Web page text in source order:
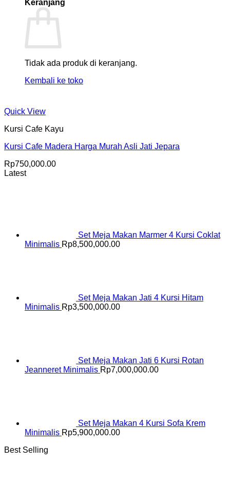
Keranjang
Tidak ada produk di keranjang.
Kembali ke toko
Quick View
Kursi Cafe Kayu
Kursi Cafe Madera Harga Murah Asli Jati Jepara
Rp750,000.00
Latest
Set Meja Makan Marmer 4 Kursi Coklat
Minimalis Rp8,500,000.00
Set Meja Makan Jati 4 Kursi Hitam
Minimalis Rp3,500,000.00
Set Meja Makan Jati 6 Kursi Rotan
Jeanneret Minimalis Rp7,000,000.00
Set Meja Makan 4 Kursi Sofa Krem
Minimalis Rp5,900,000.00
Best Selling